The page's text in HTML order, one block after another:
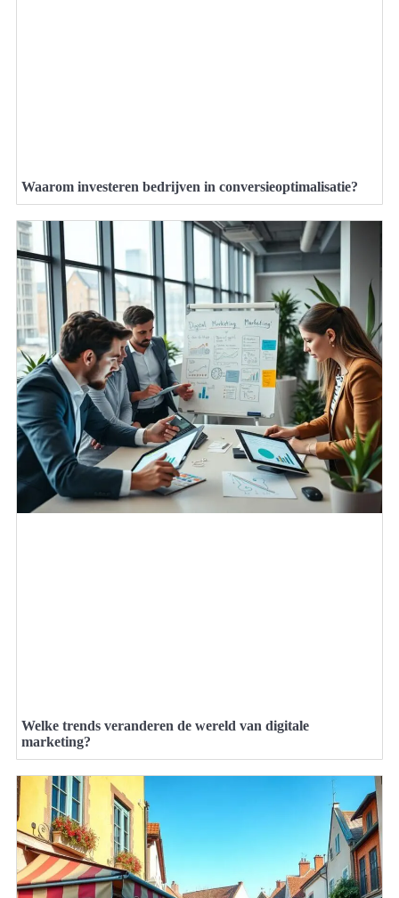
Waarom investeren bedrijven in conversieoptimalisatie?
Welke trends veranderen de wereld van digitale
marketing?